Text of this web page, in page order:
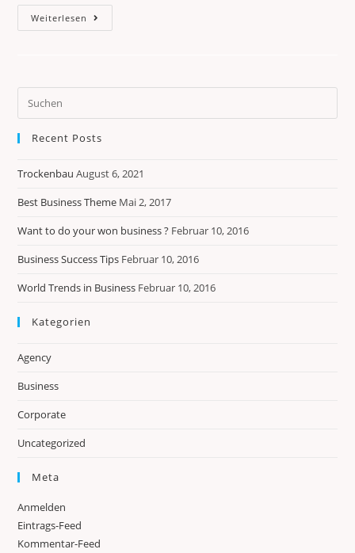
Weiterlesen
Recent Posts
Trockenbau August 6, 2021
Best Business Theme Mai 2, 2017
Want to do your won business ? Februar 10, 2016
Business Success Tips Februar 10, 2016
World Trends in Business Februar 10, 2016
Kategorien
Agency
Business
Corporate
Uncategorized
Meta
Anmelden
Eintrags-Feed
Kommentar-Feed